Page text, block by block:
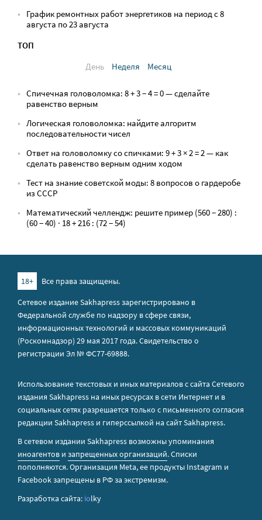
График ремонтных работ энергетиков на период с 8
августа по 23 августа
ТОП
День
Неделя Месяц
Спичечная головоломка: 8 + 3 − 4 = 0 — сделайте
равенство верным
Логическая головоломка: найдите алгоритм
последовательности чисел
Ответ на головоломку со спичками: 9 + 3 × 2 = 2 — как
сделать равенство верным одним ходом
Тест на знание советской моды: 8 вопросов о гардеробе
из СССР
Математический челлендж: решите пример (560 − 280) :
(60 − 40) · 18 + 216 : (72 − 54)
18+
Все права защищены.
Сетевое издание Sakhapress зарегистрировано в
Федеральной службе по надзору в сфере связи,
информационных технологий и массовых коммуникаций
(Роскомнадзор) 29 мая 2017 года. Свидетельство о
регистрации Эл № ФС77-69888.
Использование текстовых и иных материалов с сайта Сетевого
издания Sakhapress на иных ресурсах в сети Интернет и в
социальных сетях разрешается только с письменного согласия
редакции Sakhapress и гиперссылкой на сайт Sakhapress.
В сетевом издании Sakhapress возможны упоминания
иноагентов и запрещенных организаций. Списки
пополняются. Организация Metа, ее продукты Instagram и
Facebook запрещены в РФ за экстремизм.
Разработка сайта: iolky